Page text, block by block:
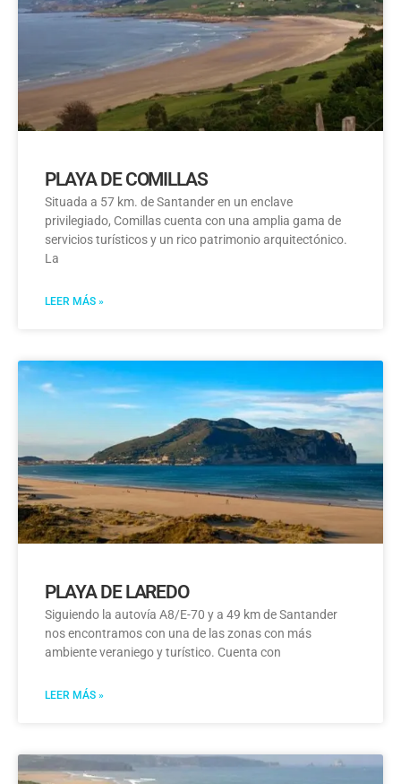
PLAYA DE COMILLAS
Situada a 57 km. de Santander en un enclave
privilegiado, Comillas cuenta con una amplia gama de
servicios turísticos y un rico patrimonio arquitectónico.
La
LEER MÁS »
PLAYA DE LAREDO
Siguiendo la autovía A8/E-70 y a 49 km de Santander
nos encontramos con una de las zonas con más
ambiente veraniego y turístico. Cuenta con
LEER MÁS »